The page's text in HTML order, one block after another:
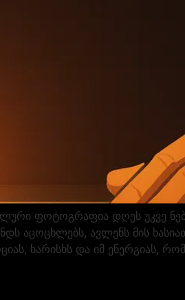
ფოტოგრაფია დღეს უკვე
ავლენს მის
ხარისხს და იმ ენერგიას,